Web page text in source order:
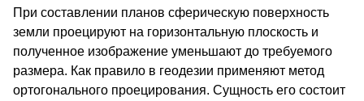
При составлении планов сферическую поверхность
земли проецируют на горизонтальную плоскость и
полученное изображение уменьшают до требуемого
размера. Как правило в геодезии применяют метод
ортогонального проецирования. Сущность его состоит